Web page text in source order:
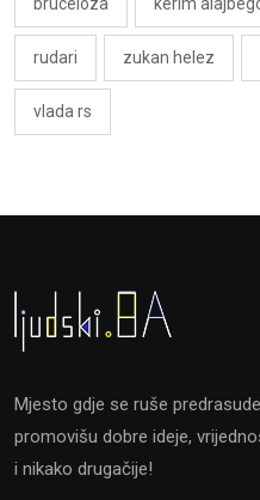
rudari zukan helez
vlada rs
Mjesto gdje se ruše
promovišu dobre ideje,
i nikako drugačije!